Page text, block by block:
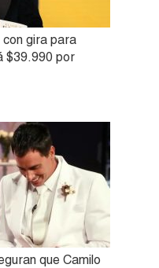
gira para
$39.990 por
que Camilo